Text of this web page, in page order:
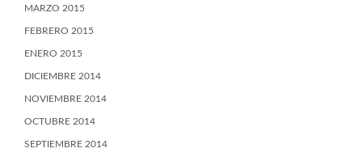
MARZO 2015
FEBRERO 2015
ENERO 2015
DICIEMBRE 2014
NOVIEMBRE 2014
OCTUBRE 2014
SEPTIEMBRE 2014